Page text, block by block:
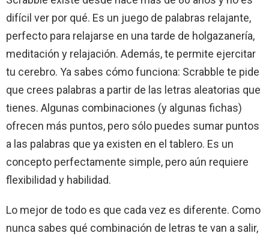
difícil ver por qué. Es un juego de palabras relajante,
perfecto para relajarse en una tarde de holgazanería,
meditación y relajación. Además, te permite ejercitar
tu cerebro. Ya sabes cómo funciona: Scrabble te pide
que crees palabras a partir de las letras aleatorias que
tienes. Algunas combinaciones (y algunas fichas)
ofrecen más puntos, pero sólo puedes sumar puntos
a las palabras que ya existen en el tablero. Es un
concepto perfectamente simple, pero aún requiere
flexibilidad y habilidad.
Lo mejor de todo es que cada vez es diferente. Como
nunca sabes qué combinación de letras te van a salir,